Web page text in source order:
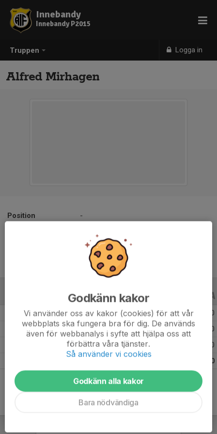
Truppen Logga in
Innebandy
Innebandy P2015
Alfred Mirhagen
Position
-
ALLA ÅR
Säsongen 25/26 9 0
Säsongen 24/25 16 0 0
0
0
Godkänn kakor
Vi använder oss av kakor (cookies) för att vår
webbplats ska fungera bra för dig. De används
även för webbanalys i syfte att hjälpa oss att
förbättra våra tjänster.
Så använder vi cookies
Godkänn alla kakor
Bara nödvändiga